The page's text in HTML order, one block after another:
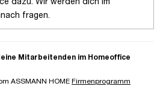
fragen.
Mitarbeitenden im Homeoffice
ASSMANN HOMEFirmenprogramm